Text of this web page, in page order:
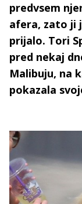
predvsem
afera, zato ji
prijalo. Tori
pred nekaj
Malibuju, na
pokazala